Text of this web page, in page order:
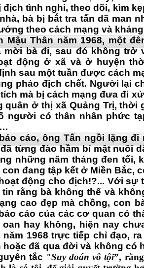
địch tình nghi, theo dõi, kìm
bà bị bắt tra tấn dã man
theo cách mạng và
Mậu Thân năm 1968, một
mời bà đi, sau đó không trở
động ở xã và ở huyện
sau một tuần được cách
pháo địch chết. Người lại
mà bị cách mạng đưa đi
quân ở thị xã Quảng Trị,
người có thân nhân phức
cáo, ông Tấn ngồi lặng đi
từng đào hầm bí mật nuôi
những năm tháng đen tối,
đang tập kết ở Miền Bắc,
động cho địch!?... Với sự
rằng bà không thể và
cao đẹp mà chồng, con
cáo của các cơ quan có
oan hay không, hiện nay
1968 trực tiếp chỉ đạo,
hoặc đã qua đời và không có
tắc "Suy đoán vô tội”,